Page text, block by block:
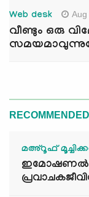
Web desk Aug
വീണ്ടും ഒരു
മഅ്റൂഫ്
ഇമോഷണൽ